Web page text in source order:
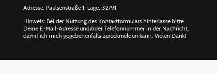
Adresse: Paulsenstraße 1, Lage, 32791
Hinweis: Bei der Nutzung des Kontaktformulars hinterlasse bitte
Deine E-Mail-Adresse und/oder Telefonnummer in der Nachricht,
damit ich mich gegebenenfalls zurückmelden kann. Vielen Dank!